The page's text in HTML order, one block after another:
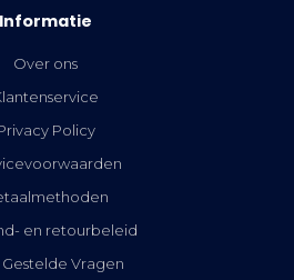
Informatie
Over ons
Policy
en retourbeleid
Vragen